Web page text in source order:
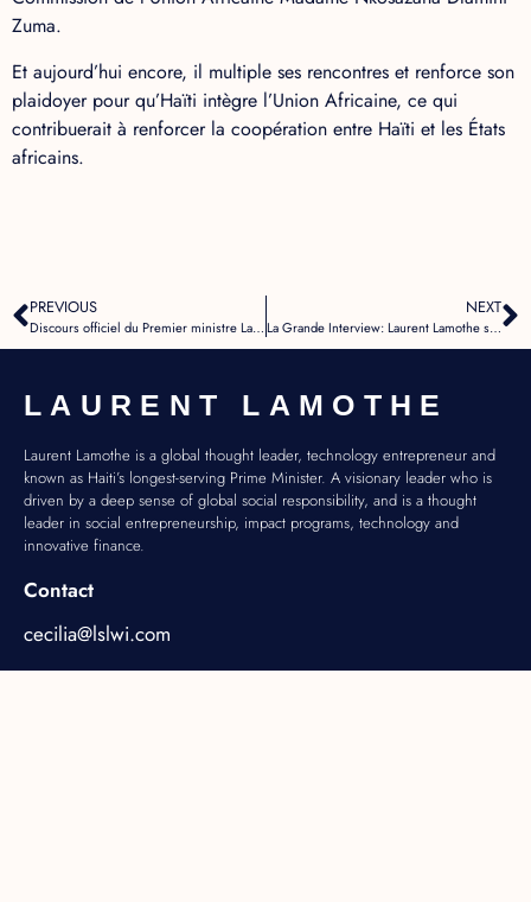
Zuma.
Et aujourd’hui encore, il multiple ses rencontres et renforce son
plaidoyer pour qu’Haïti intègre l’Union Africaine, ce qui
contribuerait à renforcer la coopération entre Haïti et les États
africains.
PREVIOUS
Discours officiel du Premier ministre Laurent Lamothe lors du 22e Sommet de l’Union africaine : Plaidoyer historique pour l’adhésion d’Haïti et renforcement des liens avec l’Afrique
NEXT
La Grande Interview: Laurent Lamothe se prononce sur la crise en Haïti et plaide pour son intégration dans l’Union Africaine.
LAURENT LAMOTHE
Laurent Lamothe is a global thought leader, technology entrepreneur and
known as Haiti’s longest-serving Prime Minister. A visionary leader who is
driven by a deep sense of global social responsibility, and is a thought
leader in social entrepreneurship, impact programs, technology and
innovative finance.
Contact
cecilia@lslwi.com